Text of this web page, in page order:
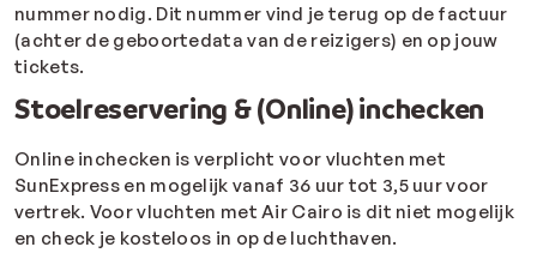
nummer nodig. Dit nummer vind je terug op de factuur
(achter de geboortedata van de reizigers) en op jouw
tickets.
Stoelreservering & (Online) inchecken
Online inchecken is verplicht voor vluchten met
SunExpress en mogelijk vanaf 36 uur tot 3,5 uur voor
vertrek. Voor vluchten met Air Cairo is dit niet mogelijk
en check je kosteloos in op de luchthaven.